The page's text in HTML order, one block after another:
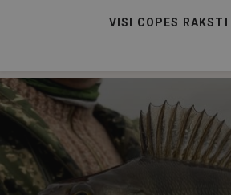
VISI COPES RAKSTI